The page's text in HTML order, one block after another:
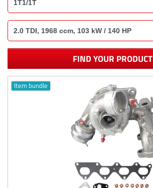
FIND YOUR PRODUCT
Item bundle